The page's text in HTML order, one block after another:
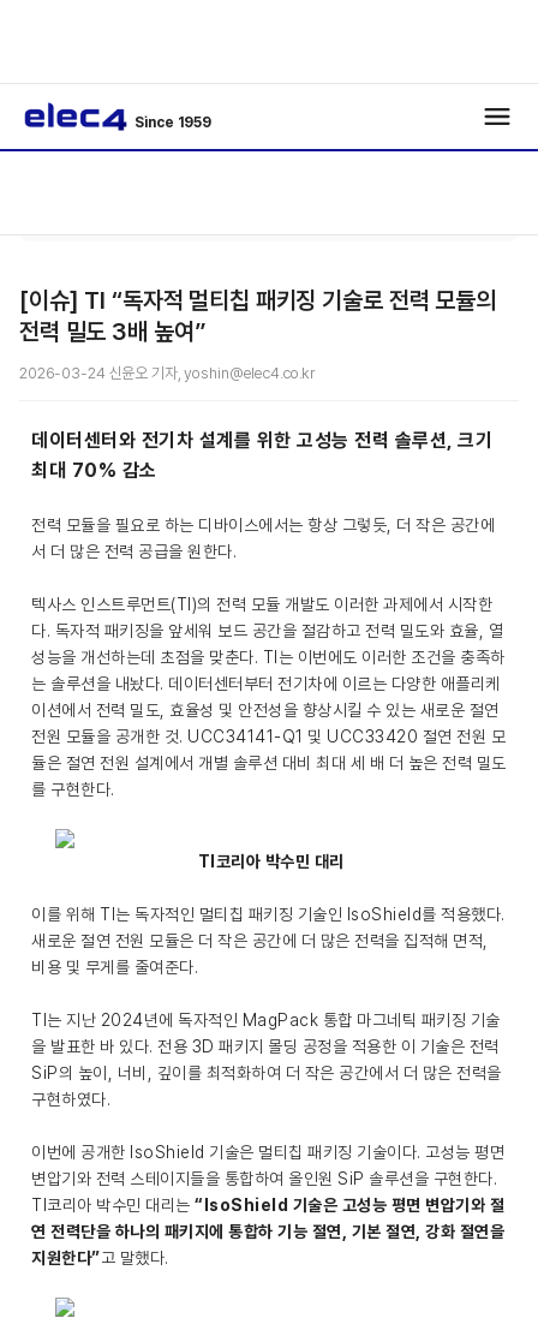
Since 1959
[이슈] TI “독자적 멀티칩 패키징 기술로 전력 모듈의
전력 밀도 3배 높여”
2026-03-24 신윤오 기자, yoshin@elec4.co.kr
데이터센터와 전기차 설계를 위한 고성능 전력 솔루션, 크기
최대 70% 감소
전력 모듈을 필요로 하는 디바이스에서는 항상 그렇듯, 더 작은 공간에
서 더 많은 전력 공급을 원한다.
텍사스 인스트루먼트(TI)의 전력 모듈 개발도 이러한 과제에서 시작한
다. 독자적 패키징을 앞세워 보드 공간을 절감하고 전력 밀도와 효율, 열
성능을 개선하는데 초점을 맞춘다. TI는 이번에도 이러한 조건을 충족하
는 솔루션을 내놨다. 데이터센터부터 전기차에 이르는 다양한 애플리케
이션에서 전력 밀도, 효율성 및 안전성을 향상시킬 수 있는 새로운 절연
전원 모듈을 공개한 것. UCC34141-Q1 및 UCC33420 절연 전원 모
듈은 절연 전원 설계에서 개별 솔루션 대비 최대 세 배 더 높은 전력 밀도
를 구현한다.
TI코리아 박수민 대리
이를 위해 TI는 독자적인 멀티칩 패키징 기술인 IsoShield를 적용했다.
새로운 절연 전원 모듈은 더 작은 공간에 더 많은 전력을 집적해 면적,
비용 및 무게를 줄여준다.
TI는 지난 2024년에 독자적인 MagPack 통합 마그네틱 패키징 기술
을 발표한 바 있다. 전용 3D 패키지 몰딩 공정을 적용한 이 기술은 전력
SiP의 높이, 너비, 깊이를 최적화하여 더 작은 공간에서 더 많은 전력을
구현하였다.
이번에 공개한 IsoShield 기술은 멀티칩 패키징 기술이다. 고성능 평면
변압기와 전력 스테이지들을 통합하여 올인원 SiP 솔루션을 구현한다.
TI코리아 박수민 대리는 “IsoShield 기술은 고성능 평면 변압기와 절
연 전력단을 하나의 패키지에 통합하 기능 절연, 기본 절연, 강화 절연을
지원한다”고 말했다.